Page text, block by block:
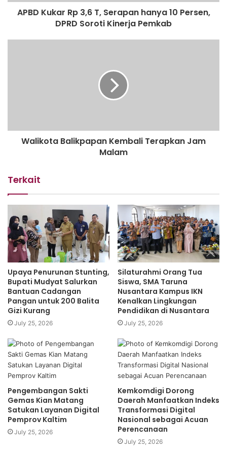
KHL.
, terkait pengaturan pesangon. Dalam UUCK diatur:
bernegara, perlindungan dan kesejahteraan bagi buruh
diwujudkan dengan membuat pengaturan: nilai UP, UPMK,
dan UPH tidak ditetapkan sesuai ketentuan (nilai standar),
lebih kepada buruh; dan nilai UPH 15% tidak dihilangkan.
Kerja diatur: hanya ada satu jenis outsourcing, yaitu
kegiatan penunjang). Perlindungan dan kesejahteraan bagi
buruh sesuai tujuan bernegara hanya dapat dicapai apabila:
outsourcing dibatasi untuk 5 jenis pekerjaan saja yang
terdiri dari outsourcing pekerjaan dan outsourcing pekerja
yang dikhususkan untuk kegiatan penunjang. Apabila
outsourcing dibenarkan untuk kegiatan pokok maka dapat
terjadi seluruh atau sebagian besar pekerja di suatu
perusahaan adalah pekerja outsourcing abadi yang ketika
mengalami PHK dia tidak akan menerima pesangon dan
Keempat, terkait pengaturan karyawan kontrak (PKWT).
Dalam UUCK diatur PKWT tidak dibatasi periode dan batas
waktu kontrak. Aturan tersebut tidak sesuai dengan tujuan
bernegara sebab dengan pengaturan itu buruh dapat
dikontrak dalam jangka pendek, tanpa periode, dan secara
terus menerus atau tanpa batas waktu sehingga
menyebabkan buruh kehilangan kesempatan menjadi
APBD Kukar Rp 3,6 T, Serapan hanya 10 Persen,
DPRD Soroti Kinerja Pemkab
Walikota Balikpapan Kembali Terapkan Jam
Malam
Terkait
Upaya Penurunan Stunting,
Bupati Mudyat Salurkan
Bantuan Cadangan
Pangan untuk 200 Balita
Gizi Kurang
July 25, 2026
Silaturahmi Orang Tua
Siswa, SMA Taruna
Nusantara Kampus IKN
Kenalkan Lingkungan
Pendidikan di Nusantara
July 25, 2026
Pengembangan Sakti
Gemas Kian Matang
Satukan Layanan Digital
Pemprov Kaltim
July 25, 2026
Kemkomdigi Dorong
Daerah Manfaatkan Indeks
Transformasi Digital
Nasional sebagai Acuan
Perencanaan
July 25, 2026